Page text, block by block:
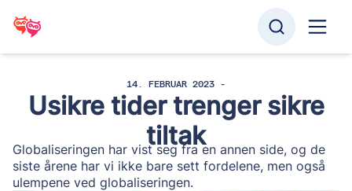
14. FEBRUAR 2023 -
Usikre tider trenger sikre
tiltak
Globaliseringen har vist seg fra en annen side, og de
siste årene har vi ikke bare sett fordelene, men også
ulempene ved globaliseringen.